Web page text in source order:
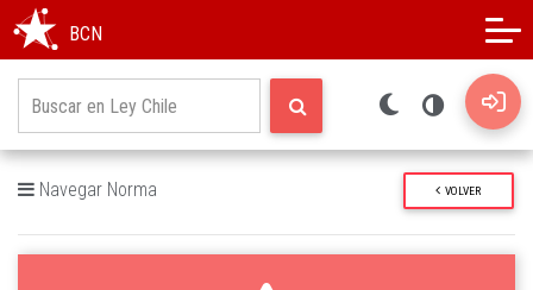
BCN
Navegar Norma VOLVER